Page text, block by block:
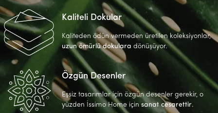
Kaliteli Dokular
Kaliteden ödün vermeden üretilen koleksiyonlar,
uzun ömürlü dokulara dönüşüyor.
Özgün Desenler
Eşsiz tasarımlar için özgün desenler gerekir, o
yüzden İssimo Home içinsanat cesarettir.